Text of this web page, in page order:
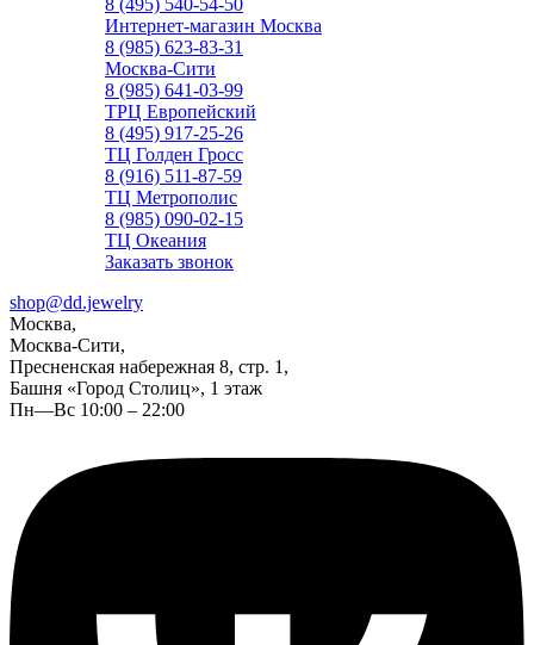
8 (495) 540-54-50
Интернет-магазин Москва
8 (985) 623-83-31
Москва-Сити
8 (985) 641-03-99
ТРЦ Европейский
8 (495) 917-25-26
ТЦ Голден Гросс
8 (916) 511-87-59
ТЦ Метрополис
8 (985) 090-02-15
ТЦ Океания
Заказать звонок
shop@dd.jewelry
Москва,
Москва-Сити,
Пресненская набережная 8, стр. 1,
Башня «Город Столиц», 1 этаж
Пн—Вс 10:00 – 22:00